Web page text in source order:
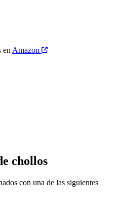
en Amazon
chollos
con una de las siguientes